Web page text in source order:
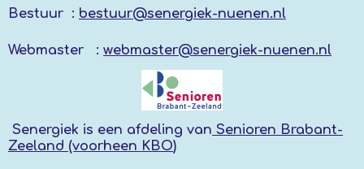
Bestuur : bestuur@senergiek-nuenen.nl
Webmaster : webmaster@senergiek-nuenen.nl
Senergiek is een afdeling van Senioren Brabant-
Zeeland (voorheen KBO)